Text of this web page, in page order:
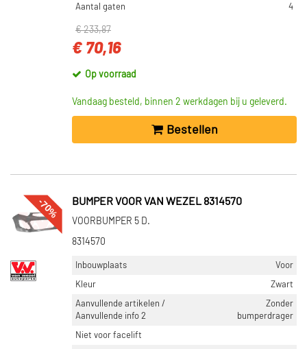
Aantal gaten 4
€ 233,87
€ 70,16
Op voorraad
Vandaag besteld, binnen 2 werkdagen bij u geleverd.
Bestellen
-70% BUMPER VOOR VAN WEZEL 8314570
VOORBUMPER 5 D.
8314570
Inbouwplaats
Voor
Kleur
Zwart
Aanvullende artikelen /
Aanvullende info 2
Zonder
bumperdrager
Niet voor facelift